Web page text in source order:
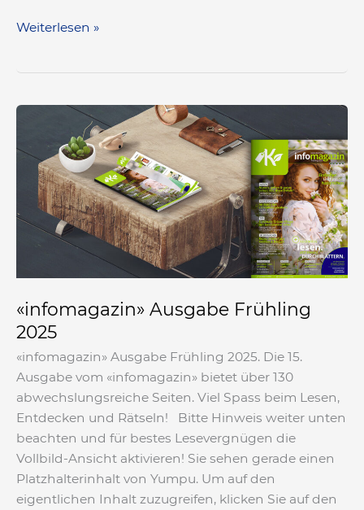
Weiterlesen »
«infomagazin» Ausgabe Frühling
2025
«infomagazin» Ausgabe Frühling 2025. Die 15.
Ausgabe vom «infomagazin» bietet über 130
abwechslungsreiche Seiten. Viel Spass beim Lesen,
Entdecken und Rätseln! Bitte Hinweis weiter unten
beachten und für bestes Lesevergnügen die
Vollbild-Ansicht aktivieren! Sie sehen gerade einen
Platzhalterinhalt von Yumpu. Um auf den
eigentlichen Inhalt zuzugreifen, klicken Sie auf den
«infomagazin»
Ausgabe
Frühling
2025